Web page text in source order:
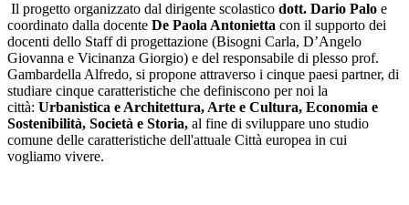
Il progetto organizzato dal dirigente scolastico dott. Dario Palo e
coordinato dalla docente De Paola Antonietta con il supporto dei
docenti dello Staff di progettazione (Bisogni Carla, D’Angelo
Giovanna e Vicinanza Giorgio) e del responsabile di plesso prof.
Gambardella Alfredo, si propone attraverso i cinque paesi partner, di
studiare cinque caratteristiche che definiscono per noi la
città: Urbanistica e Architettura, Arte e Cultura, Economia e
Sostenibilità, Società e Storia, al fine di sviluppare uno studio
comune delle caratteristiche dell'attuale Città europea in cui
vogliamo vivere.